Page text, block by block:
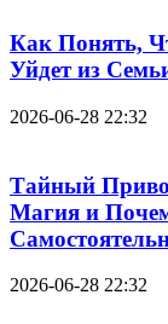
Как Понять,
Уйдет из
2026-06-28 22:32
Тайный
Магия и
2026-06-28 22:32